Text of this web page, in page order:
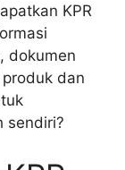
KPR
dokumen
dan
sendiri?